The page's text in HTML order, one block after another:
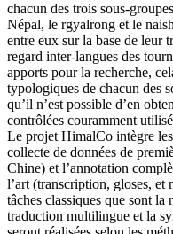
chacun des trois sous-
Népal, le rgyalrong et le
entre eux sur la base de leur
regard inter-langues des
apports pour la recherche,
typologiques de chacun des
qu’il n’est possible d’en
contrôlées couramment
Le projet HimalCo intègre
collecte de données de
Chine) et l’annotation
l’art (transcription, gloses,
tâches classiques que sont
traduction multilingue et la